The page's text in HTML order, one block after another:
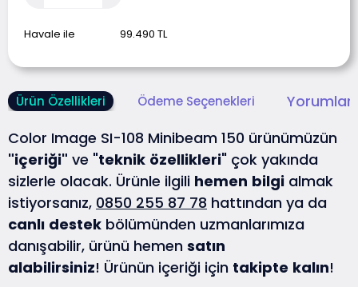
Havale ile 99.490 TL
Ürün Özellikleri Ödeme Seçenekleri
Color Image SI-108 Minibeam 150 ürünümüzün
"içeriği" ve "teknik özellikleri" çok yakında
sizlerle olacak. Ürünle ilgili hemen bilgi almak
istiyorsanız, 0850 255 87 78 hattından ya da
canlı destek bölümünden uzmanlarımıza
danışabilir, ürünü hemen satın
alabilirsiniz! Ürünün içeriği için takipte kalın!